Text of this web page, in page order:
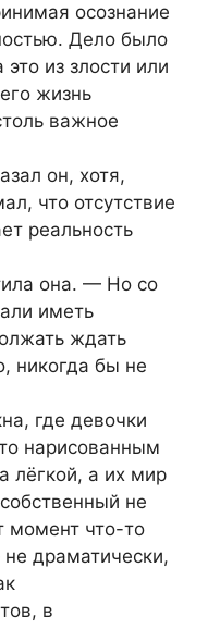
осознание
Дело было
из злости или
жизнь
важное
он, хотя,
что отсутствие
реальность
она. — Но со
иметь
ждать
никогда бы не
где девочки
нарисованным
лёгкой, а их мир
не
момент что-то
драматически,
в